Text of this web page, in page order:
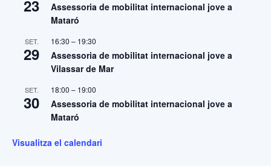
23
Assessoria de mobilitat internacional jove a
Mataró
SET.
29
16:30 – 19:30
Assessoria de mobilitat internacional jove a
Vilassar de Mar
SET.
30
18:00 – 19:00
Assessoria de mobilitat internacional jove a
Mataró
Visualitza el calendari